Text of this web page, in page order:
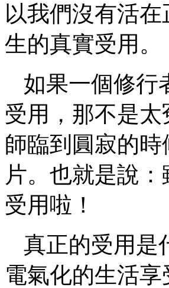
以我們沒有活
生的真實受用。
如果一個修行
受用，那不是
師臨到圓寂的
片。也就是說
受用啦！
真正的受用是
電氣化的生活